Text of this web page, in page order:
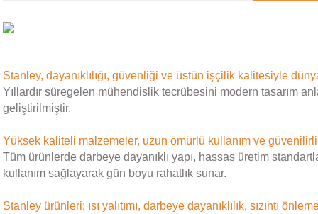
Stanley, dayanıklılığı, güvenliği ve üstün işçilik kalitesiyle
Yıllardır süregelen mühendislik tecrübesini modern tasarım
geliştirilmiştir.
Yüksek kaliteli malzemeler, uzun ömürlü kullanım ve
Tüm ürünlerde darbeye dayanıklı yapı, hassas üretim
kullanım sağlayarak gün boyu rahatlık sunar.
Stanley ürünleri; ısı yalıtımı, darbeye dayanıklılık, sızıntı